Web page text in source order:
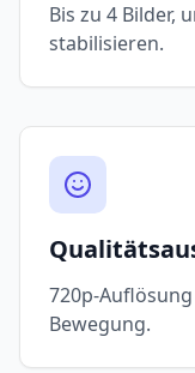
Bis zu 4 Bilder,
stabilisieren.
720p-
Bewegung.